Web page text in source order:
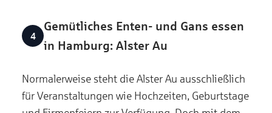
Gemütliches Enten- und Gans essen
in Hamburg: Alster Au
Normalerweise steht die Alster Au ausschließlich
für Veranstaltungen wie Hochzeiten, Geburtstage